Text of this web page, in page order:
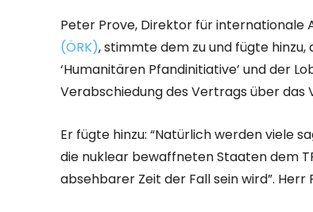
Peter Prove, Direktor für internationale
(ÖRK), stimmte dem zu und fügte
‘Humanitären Pfandinitiative’ und der
Verabschiedung des Vertrags über das
Er fügte hinzu: “Natürlich werden viele
die nuklear bewaffneten Staaten dem
absehbarer Zeit der Fall sein wird”.